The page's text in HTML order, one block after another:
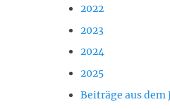
2022
2023
2024
2025
Beiträge aus dem